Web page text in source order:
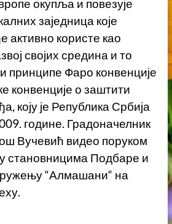
окупља и повезује
заједница које
активно користе као
својих средина и то
принципе Фаро конвенције
конвенције о заштити
коју је Република Србија
године. Градоначелник
Вучевић видео поруком
становницима Подбаре и
“Алмашани“ на